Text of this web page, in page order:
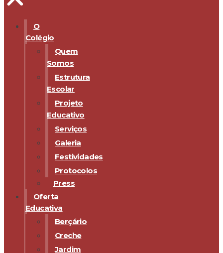
O
Colégio
Quem
Somos
Estrutura
Escolar
Projeto
Educativo
Serviços
Galeria
Festividades
Protocolos
Press
Oferta
Educativa
Berçário
Creche
Jardim